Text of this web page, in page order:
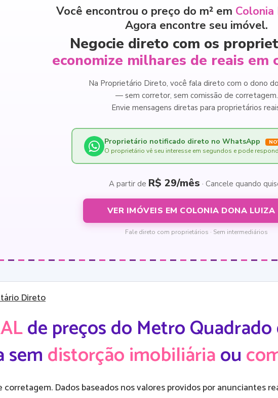
Você encontrou o preço do m² em Colonia
Agora encontre seu imóvel.
Negocie direto com os
economize milhares de reais em
Na Proprietário Direto, você fala direto com o dono
— sem corretor, sem comissão de corretagem.
Envie mensagens diretas para proprietários
Proprietário notificado direto no WhatsApp
O proprietário vê seu interesse em segundos e pode
A partir de R$ 29/mês · Cancele quando
VER IMÓVEIS EM COLONIA DONA
Fale direto com proprietários · Sem intermediários
Direto
de preços do Metro
semdistorção imobiliáriaou
corretagem. Dados baseados nos valores providos por anunciantes